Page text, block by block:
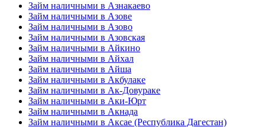
Займ наличными в Азнакаево
Займ наличными в Азове
Займ наличными в Азово
Займ наличными в Азовская
Займ наличными в Айкино
Займ наличными в Айхал
Займ наличными в Айша
Займ наличными в Акбулаке
Займ наличными в Ак-Довураке
Займ наличными в Аки-Юрт
Займ наличными в Акнада
Займ наличными в Аксае (Республика Дагестан)